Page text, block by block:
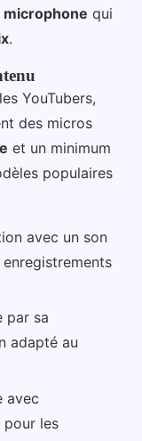
microphone qui
.
YouTubers,
des micros
et un minimum
populaires
avec un son
par sa
adapté au
avec
pour les